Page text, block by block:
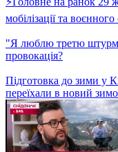
Легенда
Держпрому?
Кардинальні зміни на
пристосовуються до